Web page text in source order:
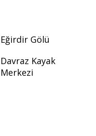
Eğirdir Gölü
Davraz Kayak
Merkezi